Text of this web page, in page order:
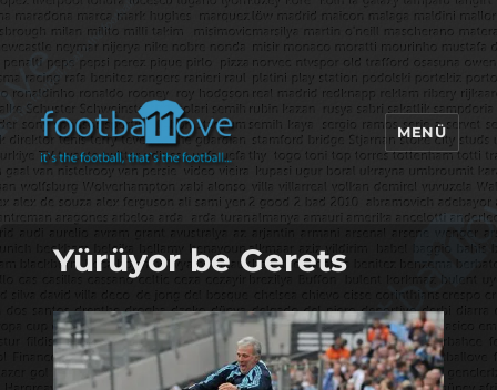
footbaLLove
MENÜ
Yürüyor be Gerets